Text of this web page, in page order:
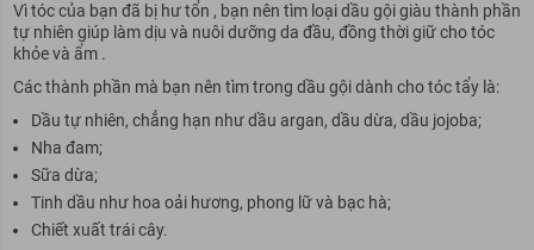
Vì tóc của bạn đã bị hư tổn , bạn nên tìm loại dầu gội giàu thành phần
tự nhiên giúp làm dịu và nuôi dưỡng da đầu, đồng thời giữ cho tóc
khỏe và ẩm .
Các thành phần mà bạn nên tìm trong dầu gội dành cho tóc tẩy là:
Dầu tự nhiên, chẳng hạn như dầu argan, dầu dừa, dầu jojoba;
Nha đam;
Sữa dừa;
Tinh dầu như hoa oải hương, phong lữ và bạc hà;
Chiết xuất trái cây.